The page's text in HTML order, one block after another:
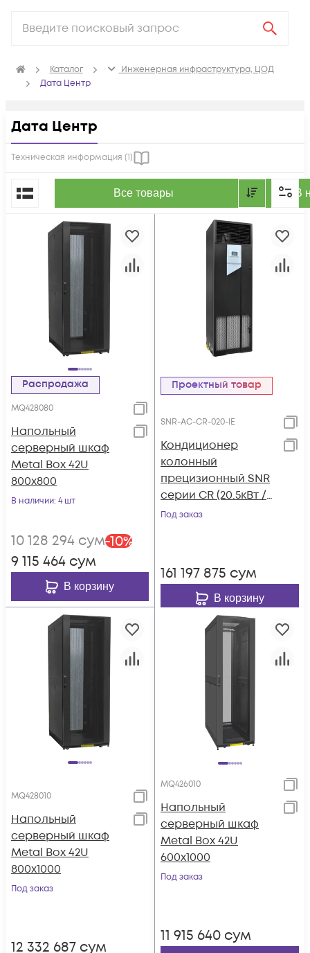
Каталог
Инженерная инфраструктура, ЦОД
Дата Центр
Дата Центр
Техническая информация (1)
Все товары В
По популярности
Распродажа
MQ428080
Напольный
серверный шкаф
Metal Box 42U
800х800
В наличии: 4 шт
10 128 294 сум-10%
9 115 464 сум
В корзину
Проектный товар
SNR-AC-CR-020-IE
Кондиционер
колонный
прецизионный SNR
серии CR (20.5кВт /
380V, Inverter, Up-
Под заказ
161 197 875 сум
В корзину
MQ428010
Напольный
серверный шкаф
Metal Box 42U
800х1000
Под заказ
12 332 687 сум
MQ426010
Напольный
серверный шкаф
Metal Box 42U
600х1000
Под заказ
11 915 640 сум